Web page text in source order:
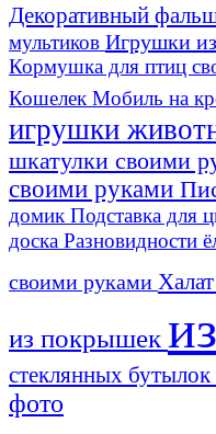
Декоративный
мультиков Игрушки
Кормушка для птиц
Кошелек Мобиль на
игрушки
шкатулки своими
своими руками
домик Подставка для
доска Разновидности
своими руками Халат
из покрышек
стеклянных бутылок
фото